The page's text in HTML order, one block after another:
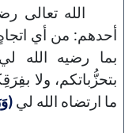
الله تعالى
أحدهم: من أي
بما رضيه الله
بتحزُّباتكم، ولا
ما ارتضاه الله لي